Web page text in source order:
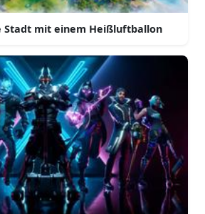
Stadt mit einem Heißluftballon